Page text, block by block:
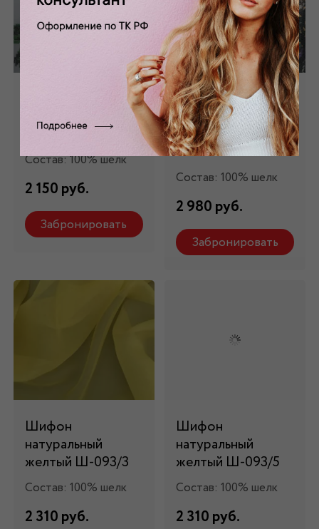
натуральный с
вышивкой Ш-389/1
Состав: 100% шелк
2 150 руб.
Забронировать
Шифон
натуральный
принтованный
Ш-33143
Состав: 100% шелк
2 980 руб.
Забронировать
Шифон
натуральный
желтый Ш-093/3
Состав: 100% шелк
2 310 руб.
Шифон
натуральный
желтый Ш-093/5
Состав: 100% шелк
2 310 руб.